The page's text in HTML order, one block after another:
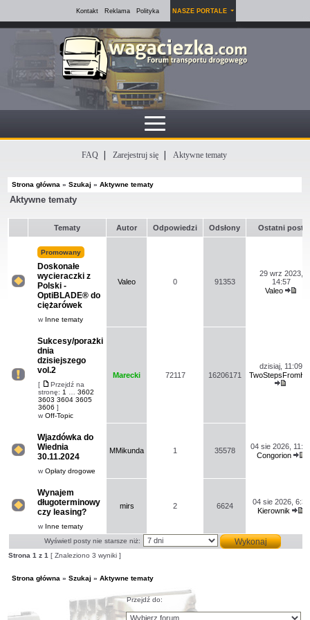
Kontakt Reklama Polityka NASZE PORTALE
FAQ Zarejestruj się Aktywne tematy
Strona główna »Szukaj »Aktywne tematy
Aktywne tematy
Tematy Autor Odpowiedzi Odsłony Ostatni post
forum
nieprzeczytanych
postów.
Promowany
Doskonałe
wycieraczki z
Polski -
OptiBLADE® do
ciężarówek
w Inne tematy
Valeo 0 91353
29 wrz 2023,
14:57
Valeo
forum
postów.
Sukcesy/porażki
dnia
dzisiejszego
vol.2
[
Przejdź
na
stronę
Przejdź na
stronę: 1 …3602
3603 3604 3605
3606 ]
wOff-Topic
Marecki 72117 16206171
dzisiaj, 11:09
forum
nowych
nieprzeczytanych
postów.
Wjazdówka do
Wiednia
30.11.2024
wOpłaty drogowe
MMikunda 1 35578
04 sie 2026,
Congorion
forum
nowych
nieprzeczytanych
Wynajem
długoterminowy
czy leasing?
w Inne tematy
mirs 2 6624
04 sie 2026, 6:32
Kierownik
Wyświetl posty nie starsze niż:
Strona1 z1 [ Znaleziono 3 wyniki ]
Strona główna »Szukaj »Aktywne tematy
Przejdź do: